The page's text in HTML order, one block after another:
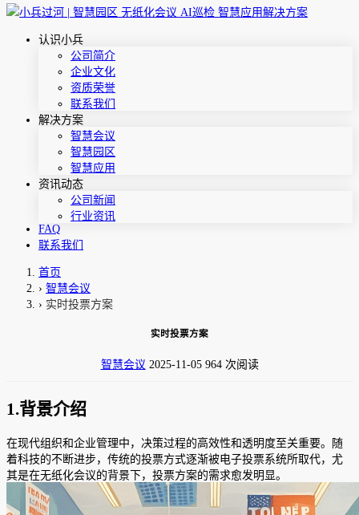
认识小兵
公司简介
企业文化
资质荣誉
联系我们
解决方案
智慧会议
智慧园区
智慧应用
资讯动态
公司新闻
行业资讯
FAQ
联系我们
首页
› 智慧会议
› 实时投票方案
实时投票方案
智慧会议 2025-11-05 964 次阅读
1.背景介绍
在现代组织和企业管理中，决策过程的高效性和透明度至关重要。随
着科技的不断进步，传统的投票方式逐渐被电子投票系统所取代，尤
其是在无纸化会议的背景下，投票方案的需求愈发明显。